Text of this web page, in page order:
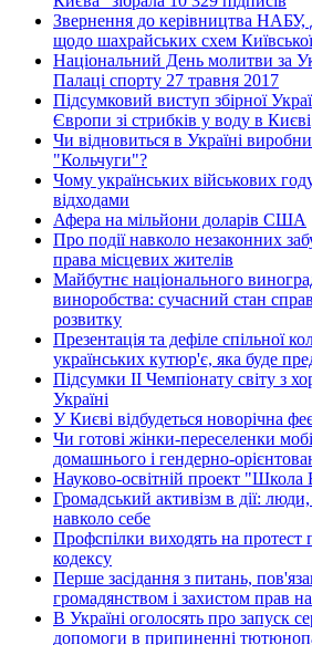
Звернення до керівництва
щодо шахрайських схем
Національний День молитви за
Палаці спорту 27 травня 2017
Підсумковий виступ збірної
Європи зі стрибків у воду в Києві
Чи відновиться в Україні
"Кольчуги"?
Чому українських військових
відходами
Афера на мільйони доларів США
Про події навколо незаконних
права місцевих жителів
Майбутнє національного
виноробства: сучасний стан
розвитку
Презентація та дефіле спільної
українських кутюр'є, яка буде
Підсумки ІІ Чемпіонату світу з
Україні
У Києві відбудеться новорічна
Чи готові жінки-переселенки
домашнього і гендерно-
Науково-освітній проект "Школа
Громадський активізм в дії:
навколо себе
Профспілки виходять на протест
кодексу
Перше засідання з питань,
громадянством і захистом прав
В Україні оголосять про запуск
допомоги в припиненні